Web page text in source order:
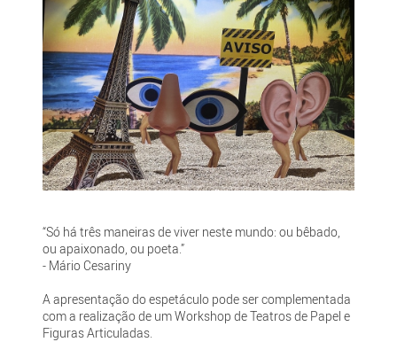
“Só há três maneiras de viver neste mundo: ou bêbado,
ou apaixonado, ou poeta.”
- Mário Cesariny
A apresentação do espetáculo pode ser complementada
com a realização de um Workshop de Teatros de Papel e
Figuras Articuladas.